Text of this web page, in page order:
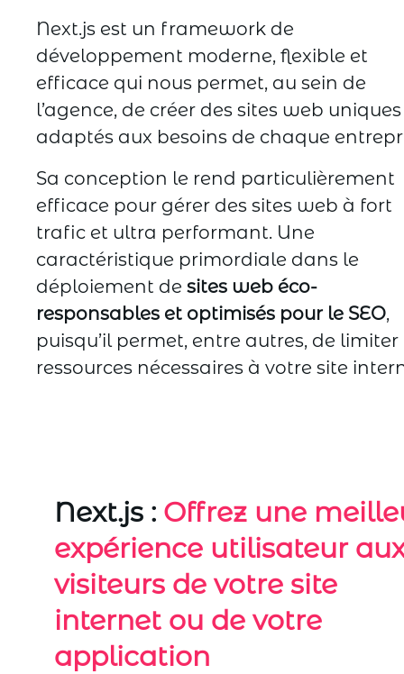
Next.js est un framework de
développement moderne, flexible et
efficace qui nous permet, au sein de
l’agence, de créer des sites web
adaptés aux besoins de chaque
Sa conception le rend particulièrement
efficace pour gérer des sites web à fort
trafic et ultra performant. Une
caractéristique primordiale dans le
déploiement de sites web éco-
responsables et optimisés pour le SEO,
puisqu’il permet, entre autres, de limiter
ressources nécessaires à votre site
Next.js : Offrez une
expérience utilisateur
visiteurs de votre site
internet ou de votre
application